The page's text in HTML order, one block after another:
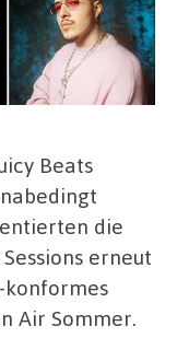
Beats
die
erneut
Air Sommer.